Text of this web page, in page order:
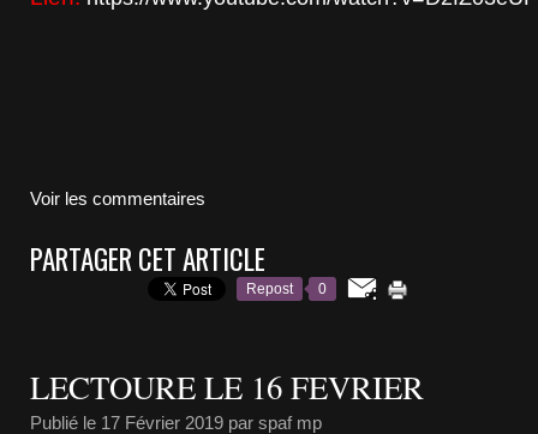
Voir les commentaires
PARTAGER CET ARTICLE
Repost 0
LECTOURE LE 16 FEVRIER
Publié le 17 Février 2019 par spaf mp